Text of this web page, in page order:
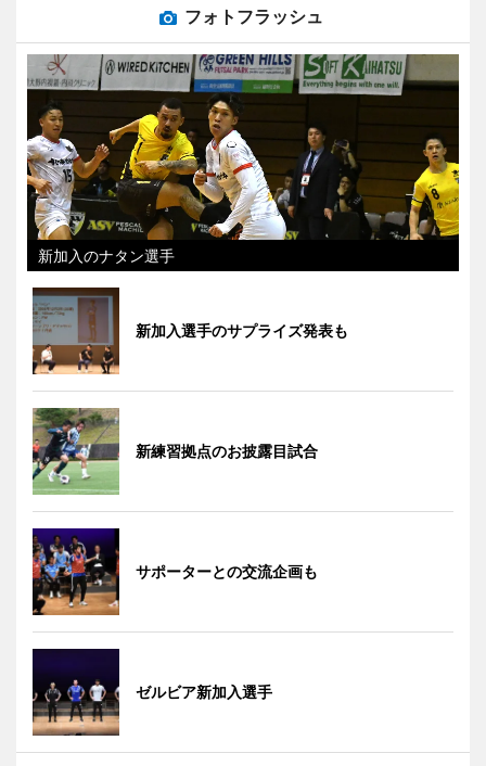
フォトフラッシュ
新加入のナタン選手
新加入選手のサプライズ発表も
新練習拠点のお披露目試合
サポーターとの交流企画も
ゼルビア新加入選手